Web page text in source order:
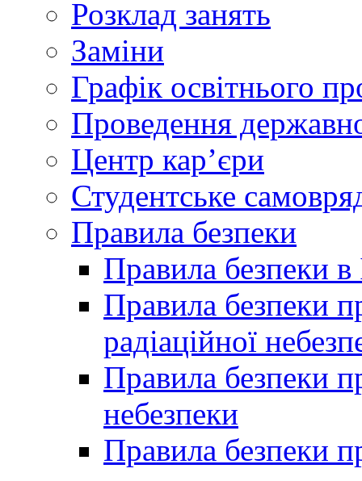
Розклад занять
Заміни
Графік освітнього
Проведення
Центр кар’єри
Студентське
Правила безпеки
Правила безпеки в
Правила безпеки
радіаційної
Правила безпеки
небезпеки
Правила безпеки